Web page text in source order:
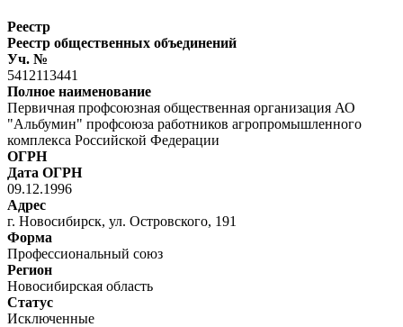
Реестр
Реестр общественных объединений
Уч. №
5412113441
Полное наименование
Первичная профсоюзная общественная организация АО
"Альбумин" профсоюза работников агропромышленного
комплекса Российской Федерации
ОГРН
Дата ОГРН
09.12.1996
Адрес
г. Новосибирск, ул. Островского, 191
Форма
Профессиональный союз
Регион
Новосибирская область
Статус
Исключенные